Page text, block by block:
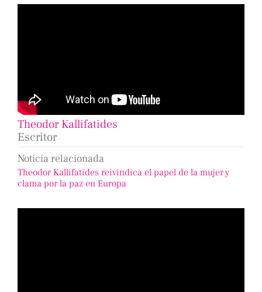
Theodor Kallifatides
Escritor
Noticia relacionada
Theodor Kallifatides reivindica el papel de la mujer y
clama por la paz en Europa